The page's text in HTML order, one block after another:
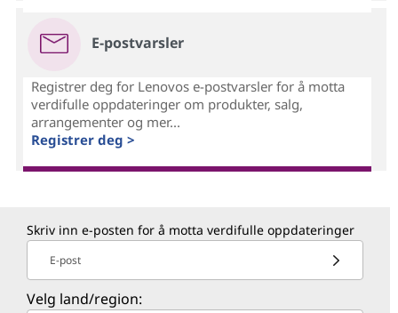
E-postvarsler
Registrer deg for Lenovos e-postvarsler for å motta
verdifulle oppdateringer om produkter, salg,
arrangementer og mer...
Registrer deg >
Skriv inn e-posten for å motta verdifulle oppdateringer
E-post
Velg land/region: